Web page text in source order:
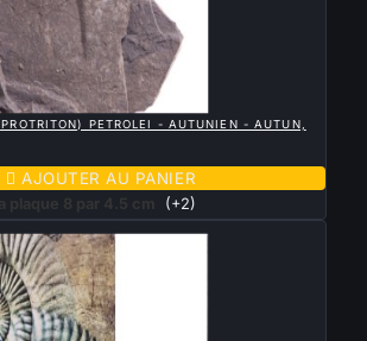
PETROLEI - AUTUNIEN - AUTUN,
 AJOUTER AU PANIER
plaque 8 par 4.5 cm (+2)